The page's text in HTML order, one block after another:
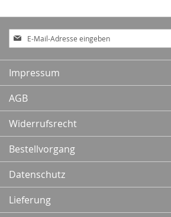
Anmeldung
zum
Newsletter:
Impressum
AGB
Widerrufsrecht
Bestellvorgang
Datenschutz
Lieferung